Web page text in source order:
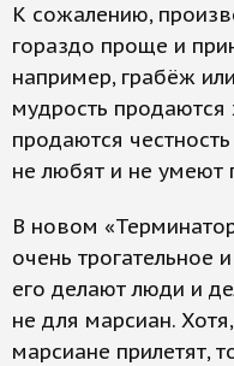
К сожалению,
гораздо проще и
например, грабёж
мудрость
продаются
не любят и не умеют
В новом
очень трогательное
его делают люди и
не для марсиан.
марсиане прилетят,